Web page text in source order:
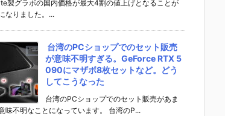
製グラボの国内価格が最大4割の値上げとなることが
なりました。...
台湾のPCショップでのセット販売
が意味不明すぎる。GeForce RTX 5
090にマザボ8枚セットなど。どう
してこうなった
台湾のPCショップでのセット販売があま
味不明なことになっています。 台湾のP...